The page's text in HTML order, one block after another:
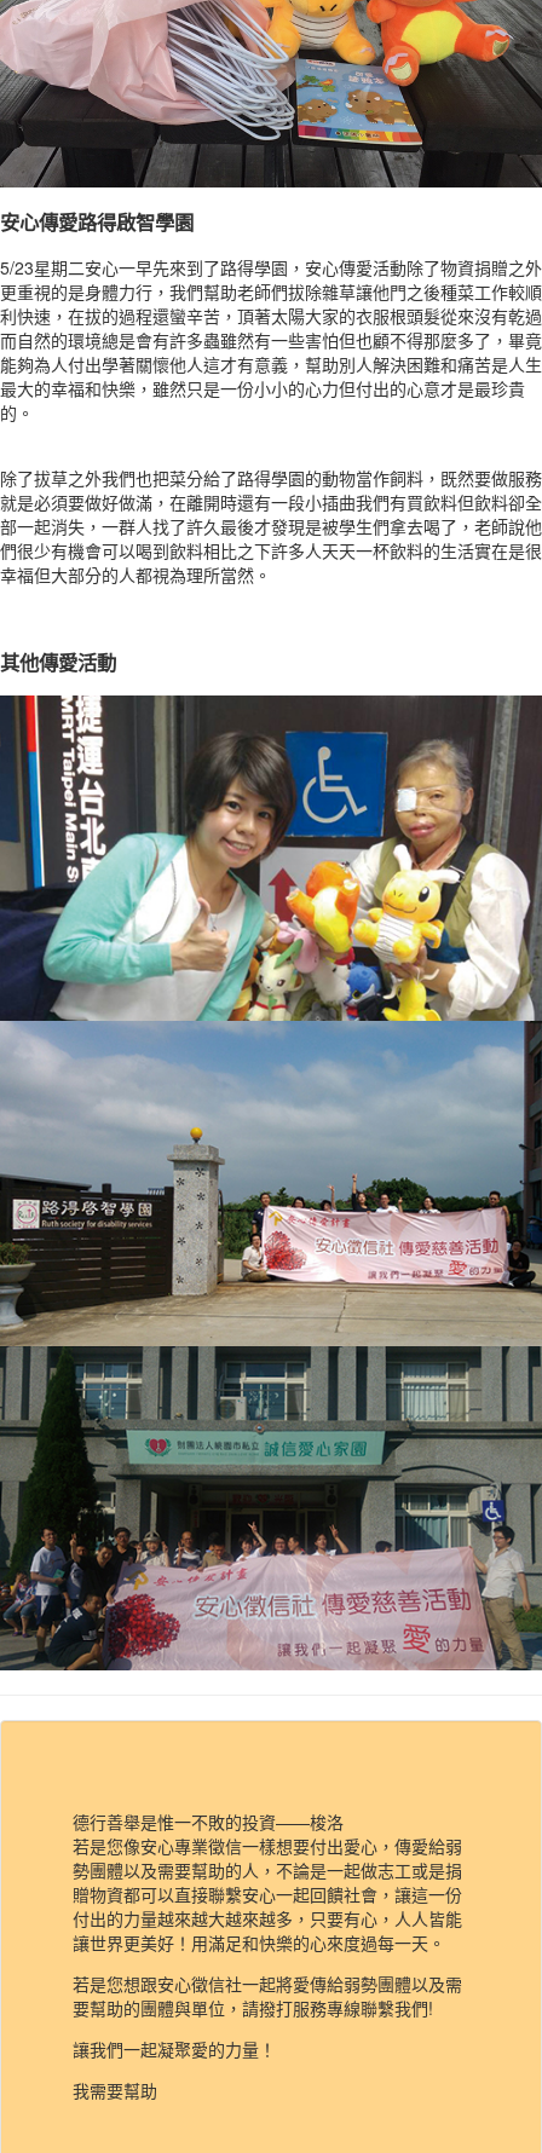
安心傳愛路得啟智學園
5/23星期二安心一早先來到了路得學園，安心傳愛活動除了物資捐贈之外
更重視的是身體力行，我們幫助老師們拔除雜草讓他門之後種菜工作較順
利快速，在拔的過程還蠻辛苦，頂著太陽大家的衣服根頭髮從來沒有乾過
而自然的環境總是會有許多蟲雖然有一些害怕但也顧不得那麼多了，畢竟
能夠為人付出學著關懷他人這才有意義，幫助別人解決困難和痛苦是人生
最大的幸福和快樂，雖然只是一份小小的心力但付出的心意才是最珍貴
的。
除了拔草之外我們也把菜分給了路得學園的動物當作飼料，既然要做服務
就是必須要做好做滿，在離開時還有一段小插曲我們有買飲料但飲料卻全
部一起消失，一群人找了許久最後才發現是被學生們拿去喝了，老師說他
們很少有機會可以喝到飲料相比之下許多人天天一杯飲料的生活實在是很
幸福但大部分的人都視為理所當然。
其他傳愛活動
德行善舉是惟一不敗的投資——梭洛
若是您像安心專業徵信一樣想要付出愛心，傳愛給弱
勢團體以及需要幫助的人，不論是一起做志工或是捐
贈物資都可以直接聯繫安心一起回饋社會，讓這一份
付出的力量越來越大越來越多，只要有心，人人皆能
讓世界更美好！用滿足和快樂的心來度過每一天。
若是您想跟安心徵信社一起將愛傳給弱勢團體以及需
要幫助的團體與單位，請撥打服務專線聯繫我們!
讓我們一起凝聚愛的力量！
我需要幫助